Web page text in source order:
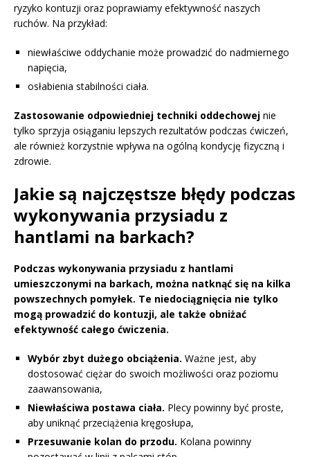
ryzyko kontuzji oraz poprawiamy efektywność naszych
ruchów. Na przykład:
niewłaściwe oddychanie może prowadzić do nadmiernego
napięcia,
osłabienia stabilności ciała.
Zastosowanie odpowiedniej techniki oddechowej nie
tylko sprzyja osiąganiu lepszych rezultatów podczas ćwiczeń,
ale również korzystnie wpływa na ogólną kondycję fizyczną i
zdrowie.
Jakie są najczęstsze błędy podczas
wykonywania przysiadu z
hantlami na barkach?
Podczas wykonywania przysiadu z hantlami
umieszczonymi na barkach, można natknąć się na kilka
powszechnych pomyłek. Te niedociągnięcia nie tylko
mogą prowadzić do kontuzji, ale także obniżać
efektywność całego ćwiczenia.
Wybór zbyt dużego obciążenia. Ważne jest, aby
dostosować ciężar do swoich możliwości oraz poziomu
zaawansowania,
Niewłaściwa postawa ciała. Plecy powinny być proste,
aby uniknąć przeciążenia kręgosłupa,
Przesuwanie kolan do przodu. Kolana powinny